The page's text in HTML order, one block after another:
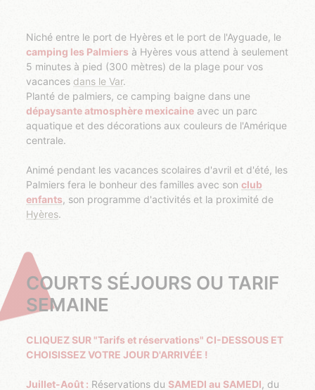
Niché entre le port de Hyères et le port de l'Ayguade, le
camping les Palmiers à Hyères vous attend à seulement
5 minutes à pied (300 mètres) de la plage pour vos
vacances dans le Var.
Planté de palmiers, ce camping baigne dans une
dépaysante atmosphère mexicaine avec un parc
aquatique et des décorations aux couleurs de l'Amérique
centrale.
Animé pendant les vacances scolaires d'avril et d'été, les
Palmiers fera le bonheur des familles avec sonclub
enfants, son programme d'activités et la proximité de
Hyères.
COURTS SÉJOURS OU TARIF
SEMAINE
CLIQUEZ SUR "Tarifs et réservations" CI-DESSOUS ET
CHOISISSEZ VOTRE JOUR D'ARRIVÉE !
Juillet-Août : Réservations du SAMEDI au SAMEDI, du